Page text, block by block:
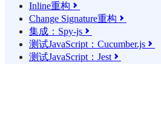
Inline重构 
Change Signature重构 
集成：Spy-js 
测试JavaScript：Cucumber.js 
测试JavaScript：Jest 